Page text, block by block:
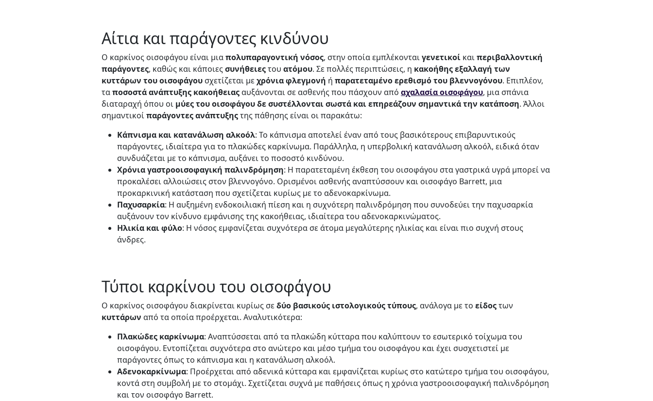
Αίτια και παράγοντες κινδύνου
Ο καρκίνος οισοφάγου είναι μιαπολυπαραγοντική νόσος, στην οποία εμπλέκονταιγενετικοί καιπεριβαλλοντική
παράγοντες, καθώς και κάποιεςσυνήθειεςτου ατόμου. Σε πολλές περιπτώσεις, η κακοήθης εξαλλαγή των
κυττάρων του οισοφάγου σχετίζεται μεχρόνιαφλεγμονή ή παρατεταμένο ερεθισμό του βλεννογόνου. Επιπλέον,
ταποσοστάανάπτυξης κακοήθειαςαυξάνονται σε ασθενής που πάσχουν από αχαλασία οισοφάγου, μια σπάνια
διαταραχή όπου οι μύες του οισοφάγου δε συστέλλονται σωστά και επηρεάζουν σημαντικά την κατάποση. Άλλοι
σημαντικοίπαράγοντεςανάπτυξηςτης πάθησης είναι οι παρακάτω:
Κάπνισμα και κατανάλωση αλκοόλ: Το κάπνισμα αποτελεί έναν από τους βασικότερους επιβαρυντικούς
παράγοντες, ιδιαίτερα για το πλακώδες καρκίνωμα. Παράλληλα, η υπερβολική κατανάλωση αλκοόλ, ειδικά όταν
συνδυάζεται με το κάπνισμα, αυξάνει το ποσοστό κινδύνου.
Χρόνια γαστροοισοφαγική παλινδρόμηση: Η παρατεταμένη έκθεση του οισοφάγου στα γαστρικά υγρά μπορεί να
προκαλέσει αλλοιώσεις στον βλεννογόνο. Ορισμένοι ασθενής αναπτύσσουν και οισοφάγο Barrett, μια
προκαρκινική κατάσταση που σχετίζεται κυρίως με το αδενοκαρκίνωμα.
Παχυσαρκία: Η αυξημένη ενδοκοιλιακή πίεση και η συχνότερη παλινδρόμηση που συνοδεύει την παχυσαρκία
αυξάνουν τον κίνδυνο εμφάνισης της κακοήθειας, ιδιαίτερα του αδενοκαρκινώματος.
Ηλικία και φύλο: Η νόσος εμφανίζεται συχνότερα σε άτομα μεγαλύτερης ηλικίας και είναι πιο συχνή στους
άνδρες.
Τύποι καρκίνου του οισοφάγου
Ο καρκίνος οισοφάγου διακρίνεται κυρίως σεδύο βασικούς ιστολογικούςτύπους, ανάλογα με το είδοςτων
κυττάρων από τα οποία προέρχεται. Αναλυτικότερα:
Πλακώδες καρκίνωμα: Αναπτύσσεται από τα πλακώδη κύτταρα που καλύπτουν το εσωτερικό τοίχωμα του
οισοφάγου. Εντοπίζεται συχνότερα στο ανώτερο και μέσο τμήμα του οισοφάγου και έχει συσχετιστεί με
παράγοντες όπως το κάπνισμα και η κατανάλωση αλκοόλ.
Αδενοκαρκίνωμα: Προέρχεται από αδενικά κύτταρα και εμφανίζεται κυρίως στο κατώτερο τμήμα του οισοφάγου,
κοντά στη συμβολή με το στομάχι. Σχετίζεται συχνά με παθήσεις όπως η χρόνια γαστροοισοφαγική παλινδρόμηση
και τον οισοφάγο Barrett.